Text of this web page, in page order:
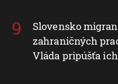
Slovensko
zahraničných
Vláda pripúšťa